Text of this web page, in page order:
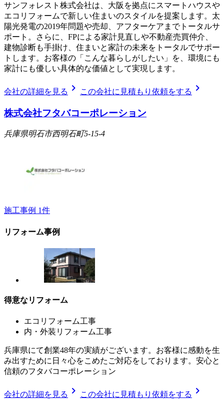
サンフォレスト株式会社は、大阪を拠点にスマートハウスや
エコリフォームで新しい住まいのスタイルを提案します。太
陽光発電の2019年問題や売却、アフターケアまでトータルサ
ポート。さらに、FPによる家計見直しや不動産売買仲介、
建物診断も手掛け、住まいと家計の未来をトータルでサポー
トします。お客様の「こんな暮らしがしたい」を、環境にも
家計にも優しい具体的な価値として実現します。
会社の詳細を見る chevron_right この会社に見積もり依頼をする chevron_right
株式会社フタバコーポレーション
兵庫県明石市西明石町5-15-4
施工事例 1件
リフォーム事例
得意なリフォーム
エコリフォーム工事
内・外装リフォーム工事
兵庫県にて創業48年の実績がございます。お客様に感動を生
み出すために日々心をこめたご対応をしております。安心と
信頼のフタバコーポレーション
会社の詳細を見る chevron_right この会社に見積もり依頼をする chevron_right